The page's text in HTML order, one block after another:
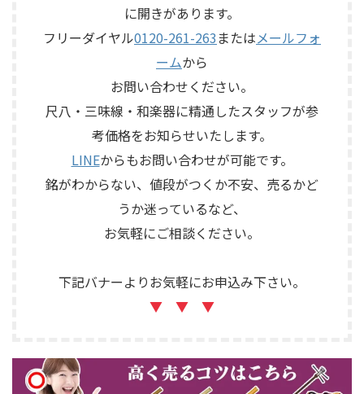
に開きがあります。
フリーダイヤル0120-261-263 またはメールフォ
ームから
お問い合わせください。
尺八・三味線・和楽器に精通したスタッフが参
考価格をお知らせいたします。
LINEからもお問い合わせが可能です。
銘がわからない、値段がつくか不安、売るかど
うか迷っているなど、
お気軽にご相談ください。
下記バナーよりお気軽にお申込み下さい。
▼ ▼ ▼